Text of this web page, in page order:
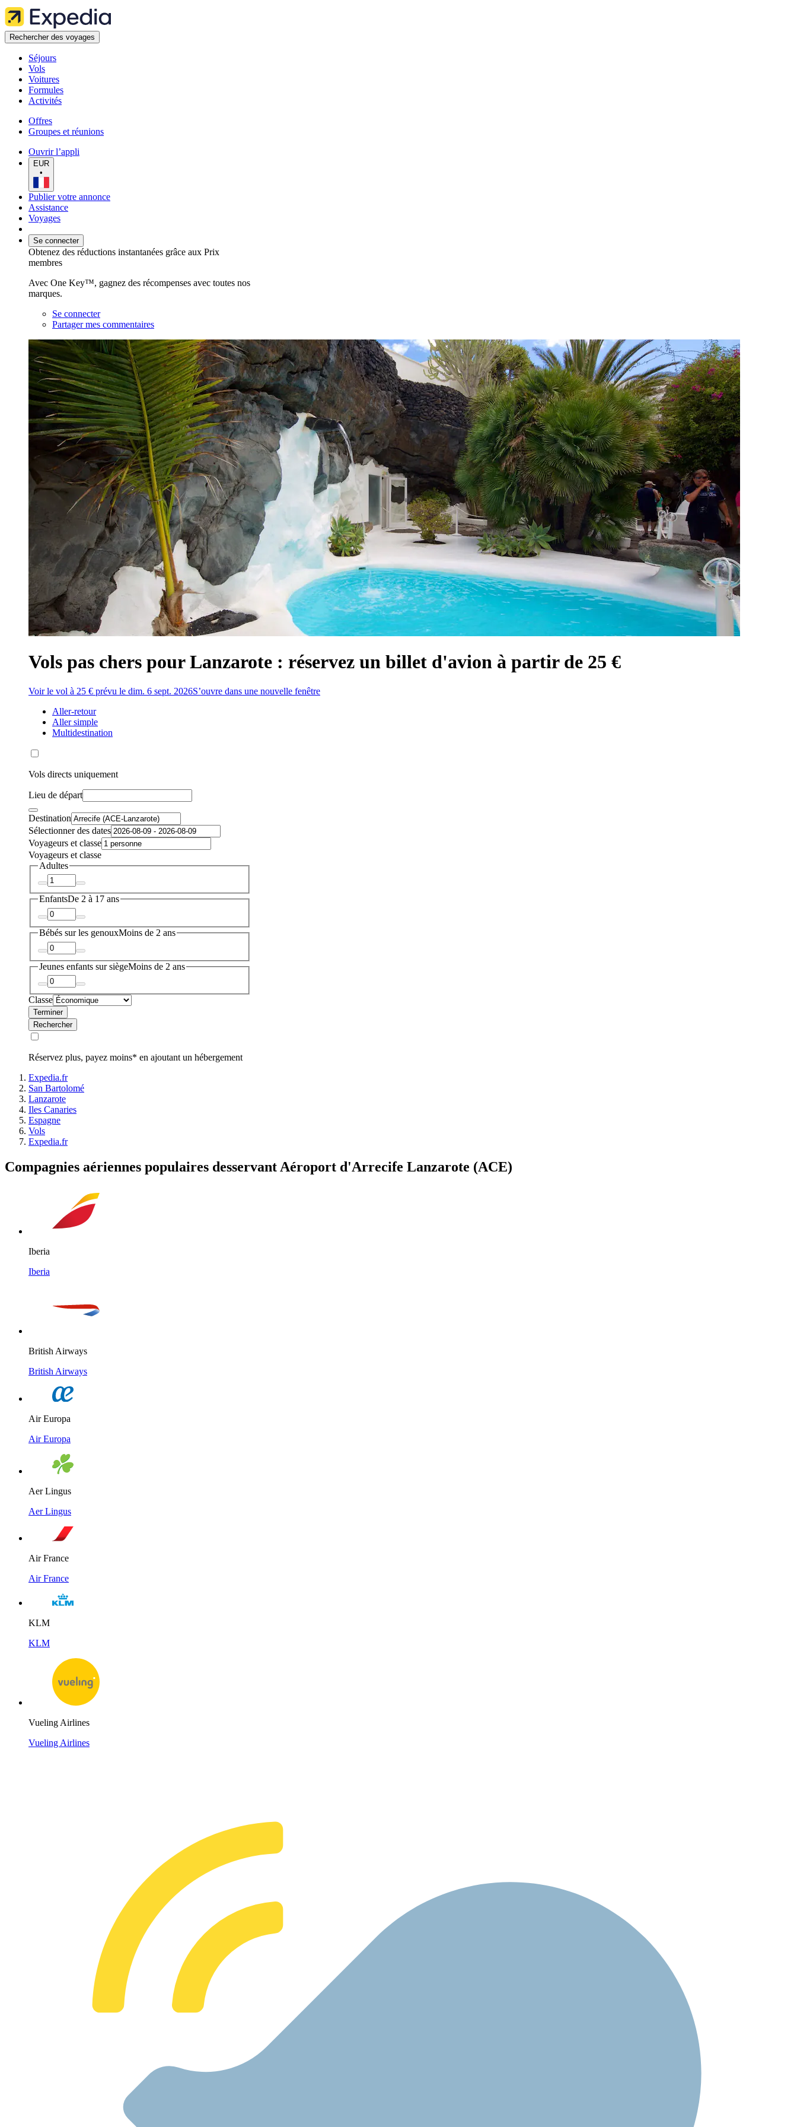
Rechercher des voyages
Séjours
Vols
Voitures
Formules
Activités
Offres
Groupes et réunions
Ouvrir l’appli
EUR
•
Publier votre annonce
Assistance
Voyages
Se connecter
Obtenez des réductions instantanées grâce aux Prix
membres
Avec One Key™, gagnez des récompenses avec toutes nos
marques.
Se connecter
Partager mes commentaires
Vols pas chers pour Lanzarote : réservez un billet d'avion à partir de 25 €
Voir le vol à 25 € prévu le dim. 6 sept. 2026S’ouvre dans une nouvelle fenêtre
Aller-retour
Aller simple
Multidestination
Vols directs uniquement
Lieu de départ
Destination
Sélectionner des dates
Voyageurs et classe
Voyageurs et classe
Adultes
EnfantsDe 2 à 17 ans
Bébés sur les genouxMoins de 2 ans
Jeunes enfants sur siègeMoins de 2 ans
Classe
Terminer
Rechercher
Réservez plus, payez moins* en ajoutant un hébergement
Expedia.fr
San Bartolomé
Lanzarote
Iles Canaries
Espagne
Vols
Expedia.fr
Compagnies aériennes populaires desservant Aéroport d'Arrecife Lanzarote (ACE)
Iberia
Iberia
British Airways
British Airways
Air Europa
Air Europa
Aer Lingus
Aer Lingus
Air France
Air France
KLM
KLM
Vueling Airlines
Vueling Airlines